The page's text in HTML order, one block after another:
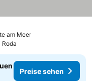
am Meer
Roda
Preise sehen